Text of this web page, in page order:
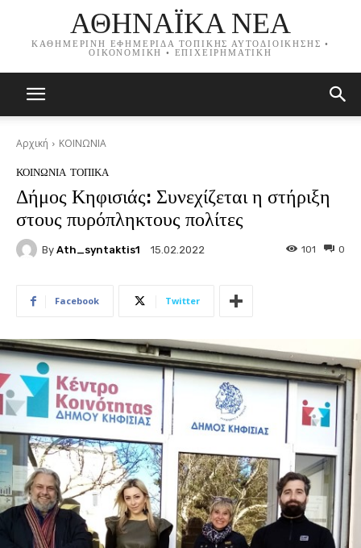
ΑΘΗΝΑΪΚΑ ΝΕΑ
ΚΑΘΗΜΕΡΙΝΗ ΕΦΗΜΕΡΙΔΑ ΤΟΠΙΚΗΣ ΑΥΤΟΔΙΟΙΚΗΣΗΣ •
ΟΙΚΟΝΟΜΙΚΗ • ΕΠΙΧΕΙΡΗΜΑΤΙΚΗ
Αρχική ΚΟΙΝΩΝΙΑ
ΚΟΙΝΩΝΙΑ ΤΟΠΙΚΑ
Δήμος Κηφισιάς: Συνεχίζεται η στήριξη
στους πυρόπληκτους πολίτες
By Ath_syntaktis1 15.02.2022 0
101
Facebook Twitter